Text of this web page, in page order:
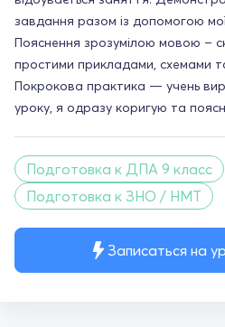
Записаться на
завдання разом із допомогою
Пояснення зрозумілою мовою –
простими прикладами, схемами та
Покрокова практика — учень
уроку, я одразу коригую та
Подготовка к ДПА 9 класс
Подготовка к ЗНО / НМТ